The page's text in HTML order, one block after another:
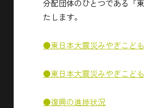
分配団体のひとつである「
たします。
●東日本大震災みやぎこど
●東日本大震災みやぎこど
●復興の進捗状況